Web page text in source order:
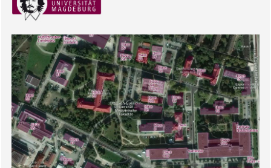
Sicherheitsabfrage:
Lösung: